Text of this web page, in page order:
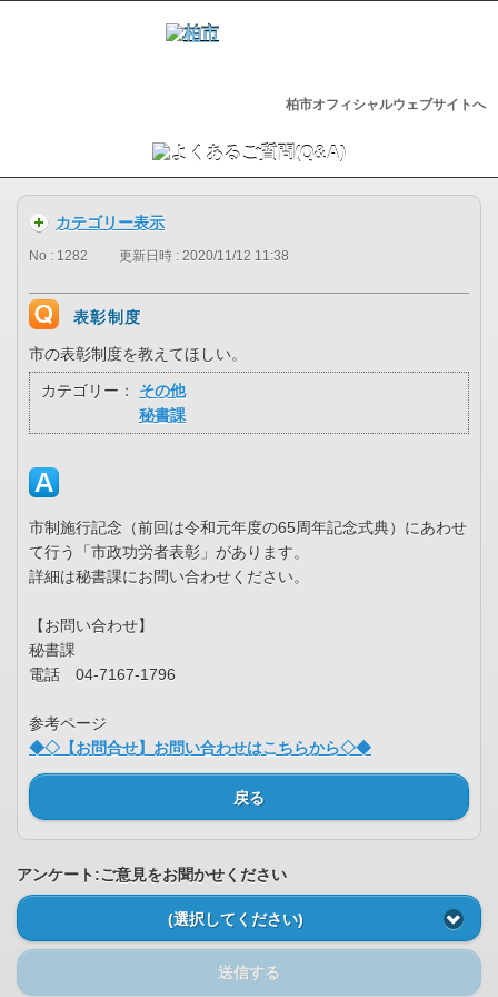
柏市オフィシャルウェブサイトへ
カテゴリー表示
No : 1282 更新日時 : 2020/11/12 11:38
表彰制度
市の表彰制度を教えてほしい。
カテゴリー：
その他
秘書課
市制施行記念（前回は令和元年度の65周年記念式典）にあわせ
て行う「市政功労者表彰」があります。
詳細は秘書課にお問い合わせください。
【お問い合わせ】
秘書課
電話 04-7167-1796
参考ページ
◆◇【お問合せ】お問い合わせはこちらから◇◆
戻る
アンケート:ご意見をお聞かせください
(選択してください)
送信する